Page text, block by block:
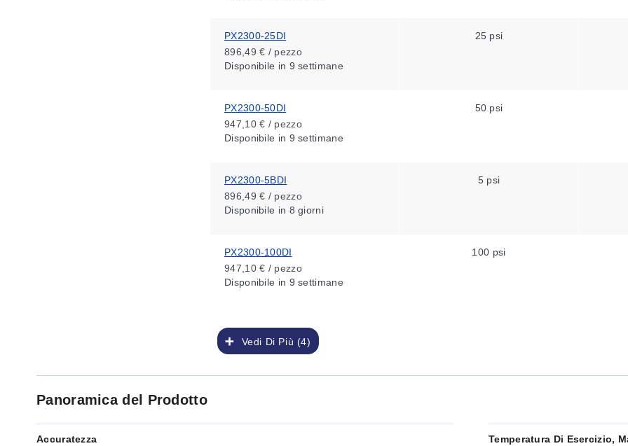
Vedi Di Più (4)
PX2300-25DI
896,49 € / pezzo
Disponibile in 9 settimane
25 psi
PX2300-50DI
947,10 € / pezzo
Disponibile in 9 settimane
50 psi
PX2300-5BDI
896,49 € / pezzo
Disponibile in 8 giorni
5 psi
PX2300-100DI
947,10 € / pezzo
Disponibile in 9 settimane
100 psi
Panoramica del Prodotto
Accuratezza
Temperatura Di Esercizio,